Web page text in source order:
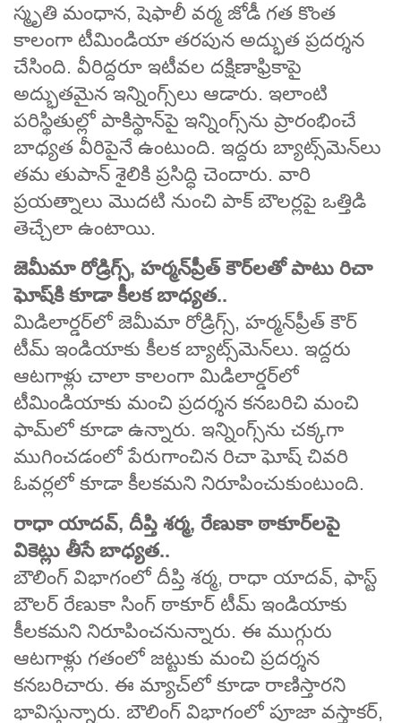
స్మృతి మంధాన, షెఫాలీ వర్మ జోడీ గత కొంత
కాలంగా టీమిండియా తరపున అద్భుత ప్రదర్శన
చేసింది. వీరిద్దరూ ఇటీవల దక్షిణాఫ్రికాపై
అద్భుతమైన ఇన్నింగ్స్‌లు ఆడారు. ఇలాంటి
పరిస్థితుల్లో పాకిస్థాన్‌పై ఇన్నింగ్స్‌ను ప్రారంభించే
బాధ్యత వీరిపైనే ఉంటుంది. ఇద్దరు బ్యాట్స్‌మెన్‌లు
తమ తుపాన్ శైలికి ప్రసిద్ధి చెందారు. వారి
ప్రయత్నాలు మొదటి నుంచి పాక్ బౌలర్లపై ఒత్తిడి
తెచ్చేలా ఉంటాయి.
జెమీమా రోడ్రిగ్స్, హర్మన్‌ప్రీత్ కౌర్‌లతో పాటు రిచా
ఘోష్‌కి కూడా కీలక బాధ్యత..
మిడిలార్డర్‌లో జెమీమా రోడ్రిగ్స్, హర్మన్‌ప్రీత్ కౌర్
టీమ్ ఇండియాకు కీలక బ్యాట్స్‌మెన్‌లు. ఇద్దరు
ఆటగాళ్లు చాలా కాలంగా మిడిలార్డర్‌లో
టీమిండియాకు మంచి ప్రదర్శన కనబరిచి మంచి
ఫామ్‌లో కూడా ఉన్నారు. ఇన్నింగ్స్‌ను చక్కగా
ముగించడంలో పేరుగాంచిన రిచా ఘోష్ చివరి
ఓవర్లలో కూడా కీలకమని నిరూపించుకుంటుంది.
రాధా యాదవ్, దీప్తి శర్మ, రేణుకా ఠాకూర్‌లపై
వికెట్లు తీసే బాధ్యత..
బౌలింగ్ విభాగంలో దీప్తి శర్మ, రాధా యాదవ్, ఫాస్ట్
బౌలర్ రేణుకా సింగ్ ఠాకూర్ టీమ్ ఇండియాకు
కీలకమని నిరూపించనున్నారు. ఈ ముగ్గురు
ఆటగాళ్లు గతంలో జట్టుకు మంచి ప్రదర్శన
కనబరిచారు. ఈ మ్యాచ్‌లో కూడా రాణిస్తారని
భావిస్తున్నారు. బౌలింగ్ విభాగంలో పూజా వస్త్రాకర్,